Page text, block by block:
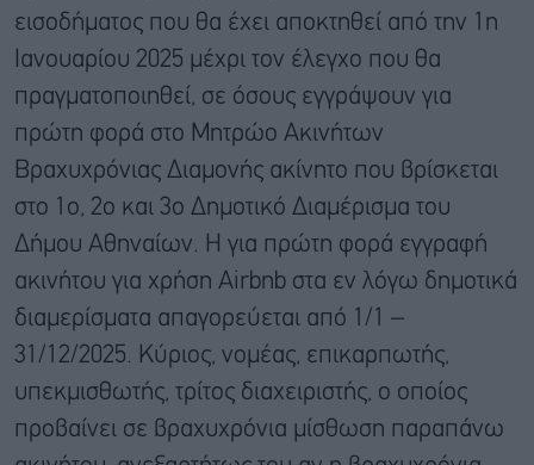
εισοδήματος που θα έχει αποκτηθεί από την 1η
Ιανουαρίου 2025 μέχρι τον έλεγχο που θα
πραγματοποιηθεί, σε όσους εγγράψουν για
πρώτη φορά στο Μητρώο Ακινήτων
Βραχυχρόνιας Διαμονής ακίνητο που βρίσκεται
στο 1ο, 2ο και 3ο Δημοτικό Διαμέρισμα του
Δήμου Αθηναίων. Η για πρώτη φορά εγγραφή
ακινήτου για χρήση Airbnb στα εν λόγω δημοτικά
διαμερίσματα απαγορεύεται από 1/1 –
31/12/2025. Κύριος, νομέας, επικαρπωτής,
υπεκμισθωτής, τρίτος διαχειριστής, ο οποίος
προβαίνει σε βραχυχρόνια μίσθωση παραπάνω